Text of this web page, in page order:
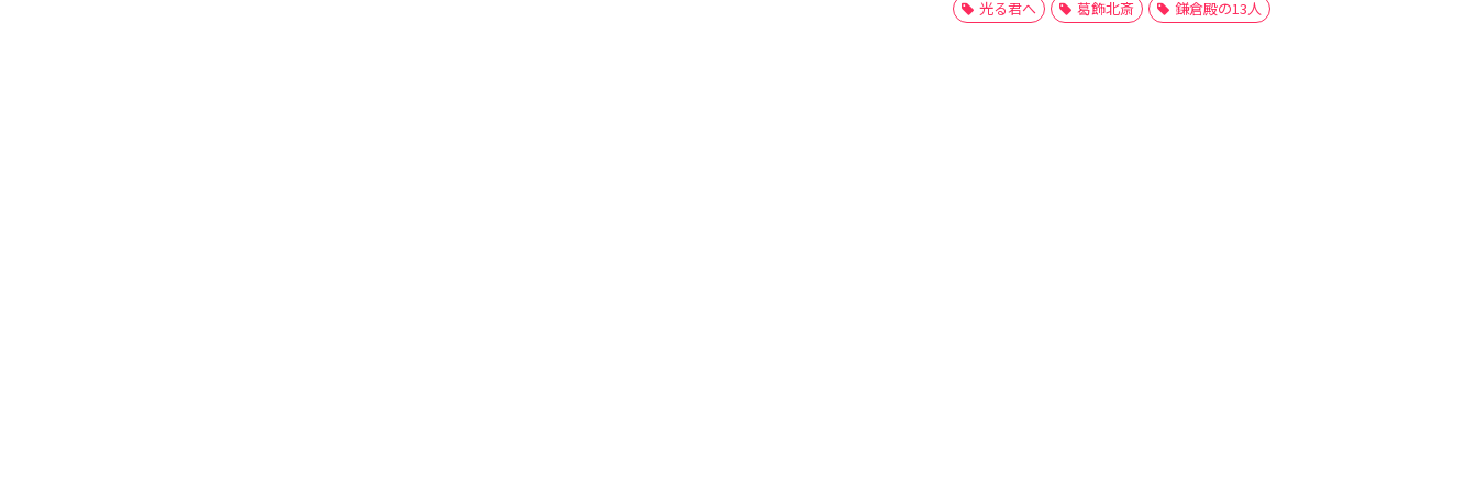
光る君へ 葛飾北斎 鎌倉殿の13人